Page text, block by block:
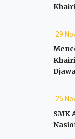
29
25
SMK